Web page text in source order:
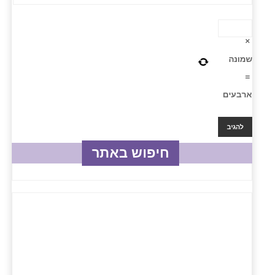
×
שמונה
=
ארבעים
חיפוש באתר